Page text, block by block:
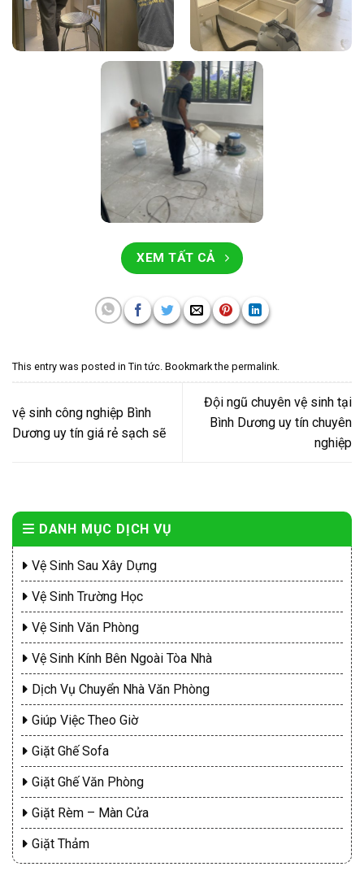
XEM TẤT CẢ
This entry was posted in Tin tức. Bookmark the permalink.
vệ sinh công nghiệp Bình
Dương uy tín giá rẻ sạch sẽ
Đội ngũ chuyên vệ sinh tại
Bình Dương uy tín chuyên
nghiệp
DANH MỤC DỊCH VỤ
Vệ Sinh Sau Xây Dựng
Vệ Sinh Trường Học
Vệ Sinh Văn Phòng
Vệ Sinh Kính Bên Ngoài Tòa Nhà
Dịch Vụ Chuyển Nhà Văn Phòng
Giúp Việc Theo Giờ
Giặt Ghế Sofa
Giặt Ghế Văn Phòng
Giặt Rèm – Màn Cửa
Giặt Thảm